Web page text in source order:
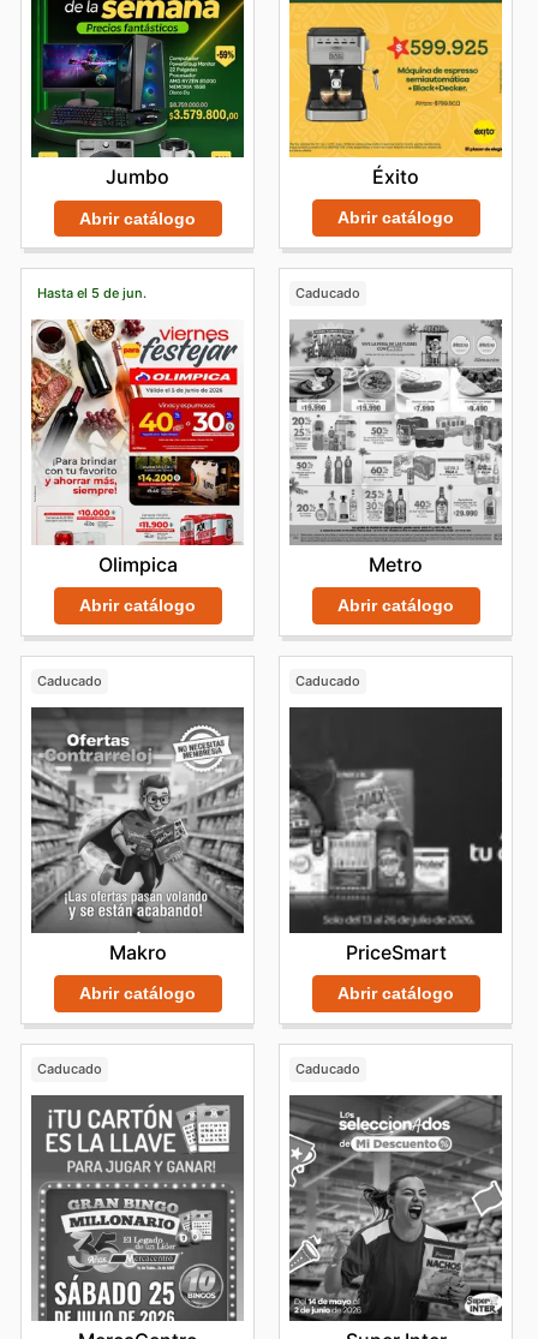
Jumbo
Abrir catálogo
Éxito
Abrir catálogo
Hasta el 5 de jun.
Olimpica
Abrir catálogo
Caducado
Metro
Abrir catálogo
Caducado
Makro
Abrir catálogo
Caducado
PriceSmart
Abrir catálogo
Caducado Caducado